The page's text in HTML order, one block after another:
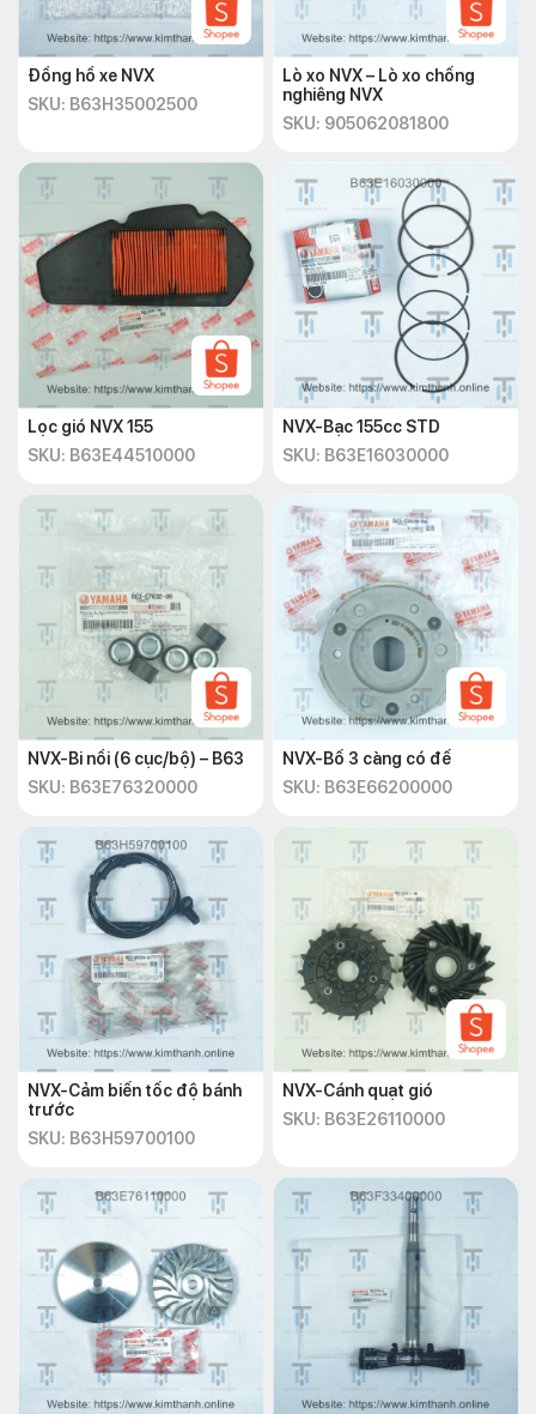
Đồng hồ xe NVX
SKU: B63H35002500
Lò xo NVX – Lò xo chống
nghiêng NVX
SKU: 905062081800
Lọc gió NVX 155
SKU: B63E44510000
NVX-Bạc 155cc STD
SKU: B63E16030000
NVX-Bi nồi (6 cục/bộ) – B63
SKU: B63E76320000
NVX-Bố 3 càng có đế
SKU: B63E66200000
NVX-Cảm biến tốc độ bánh
trước
SKU: B63H59700100
NVX-Cánh quạt gió
SKU: B63E26110000